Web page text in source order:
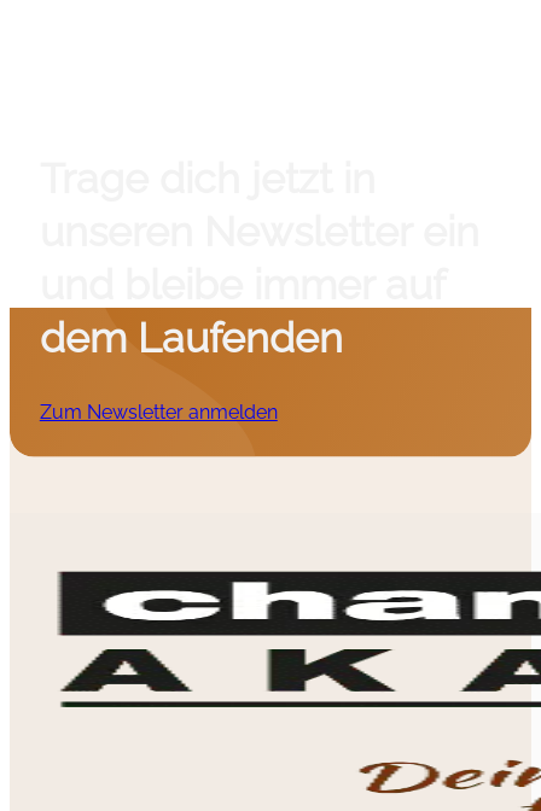
dem Laufenden
Zum Newsletter anmelden